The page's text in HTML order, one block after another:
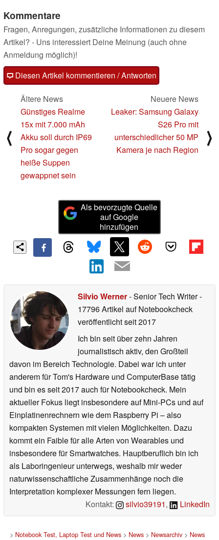
Kommentare
Fragen, Anregungen, zusätzliche Informationen zu diesem
Artikel? - Uns interessiert Deine Meinung (auch ohne
Anmeldung möglich)!
Diesen Artikel kommentieren / Antworten
⟨
Ältere News
Günstiges Realme
15x mit 7.000 mAh
Akku soll durch IP69
Pro sogar gegen
heiße Suppen
gewappnet sein
Neuere News
Leaker: Samsung Galaxy
S26 Pro mit
unterschiedlicher 50 MP
Kamera je nach Region
⟩
Als bevorzugte Quelle
auf Google
hinzufügen
Silvio Werner- Senior Tech Writer-
17796 Artikel auf Notebookcheck
veröffentlichtseit 2017
Ich bin seit über zehn Jahren
journalistisch aktiv, den Großteil
davon im Bereich Technologie. Dabei war ich unter
anderem für Tom's Hardware und ComputerBase tätig
und bin es seit 2017 auch für Notebookcheck. Mein
aktueller Fokus liegt insbesondere auf Mini-PCs und auf
Einplatinenrechnern wie dem Raspberry Pi – also
kompakten Systemen mit vielen Möglichkeiten. Dazu
kommt ein Faible für alle Arten von Wearables und
insbesondere für Smartwatches. Hauptberuflich bin ich
als Laboringenieur unterwegs, weshalb mir weder
naturwissenschaftliche Zusammenhänge noch die
Interpretation komplexer Messungen fern liegen.
Kontakt:
silvio39191, LinkedIn
> Notebook Test, Laptop Test und News> News> Newsarchiv> News